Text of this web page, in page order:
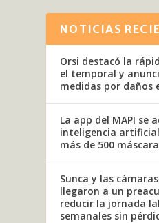
NOTICIAS
Orsi destacó la
el temporal y
medidas por daños
La app del MAPI se
inteligencia
más de 500
Sunca y las
llegaron a un
reducir la jornada
semanales sin